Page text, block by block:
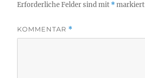
Erforderliche Felder sind mit *markiert
KOMMENTAR *